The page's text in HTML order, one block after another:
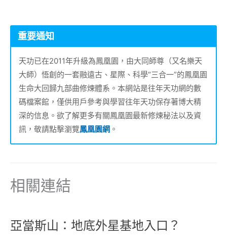
重要通知
天功已在2011年升級為鳳凰園，由大同師尊（又名樂天
大師）悟創的一套融遠古、星際、科學“三合一”的鳳凰園
生命大回歸九部曲修煉體系。本網站是往年天功網的數
碼檔案館，僅供用戶參考與學習往年天功保存著博大精
深的信息。欲了解更多有關鳳凰園最新修煉秘法以及資
訊，敬請點擊瀏覽鳳凰園網 。
相關連結
亞當斯山：地底外星基地入口？